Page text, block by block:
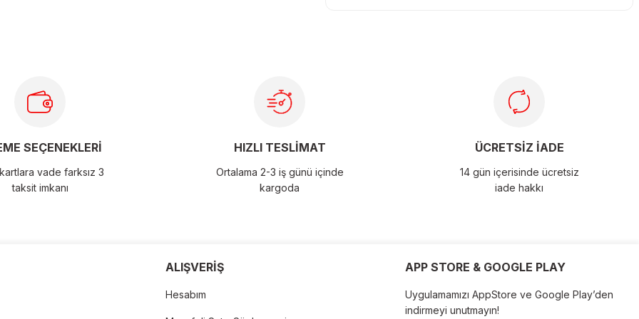
SEÇENEKLERİ
vade farksız 3
taksit imkanı
HIZLI TESLİMAT
Ortalama 2-3 iş günü içinde
kargoda
ÜCRETSİZ İADE
14 gün içerisinde ücretsiz
iade hakkı
ALIŞVERİŞ
Hesabım
APP STORE & GOOGLE PLAY
Uygulamamızı AppStore ve Google Play’den
indirmeyi unutmayın!